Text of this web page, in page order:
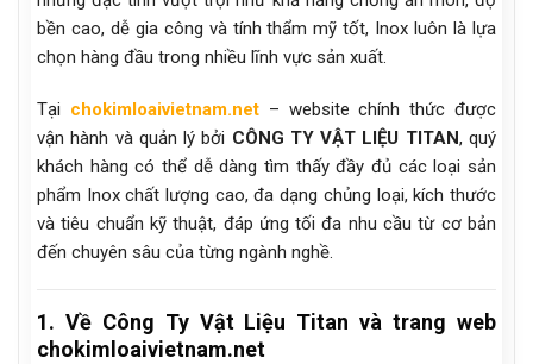
bền cao, dễ gia công và tính thẩm mỹ tốt, Inox luôn là lựa
chọn hàng đầu trong nhiều lĩnh vực sản xuất.
Tại chokimloaivietnam.net– website chính thức được
vận hành và quản lý bởi CÔNG TY VẬT LIỆU TITAN, quý
khách hàng có thể dễ dàng tìm thấy đầy đủ các loại sản
phẩm Inox chất lượng cao, đa dạng chủng loại, kích thước
và tiêu chuẩn kỹ thuật, đáp ứng tối đa nhu cầu từ cơ bản
đến chuyên sâu của từng ngành nghề.
1. Về Công Ty Vật Liệu Titan và trang web
chokimloaivietnam.net